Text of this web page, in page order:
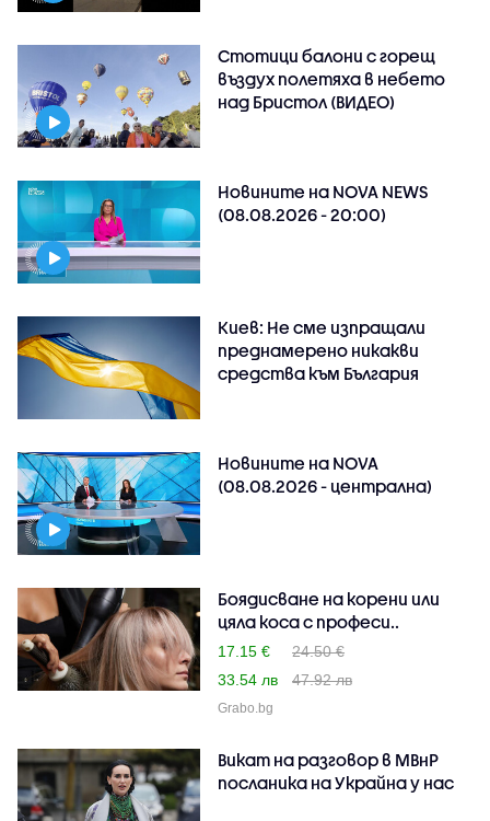
Стотици балони с горещ
въздух полетяха в небето
над Бристол (ВИДЕО)
Новините на NOVA NEWS
(08.08.2026 - 20:00)
Киев: Не сме изпращали
преднамерено никакви
средства към България
Новините на NOVA
(08.08.2026 - централна)
Боядисване на корени или
цяла коса с професи..
17.15 €
24.50 €
33.54 лв
47.92 лв
Grabo.bg
Викат на разговор в МВнР
посланика на Украйна у нас